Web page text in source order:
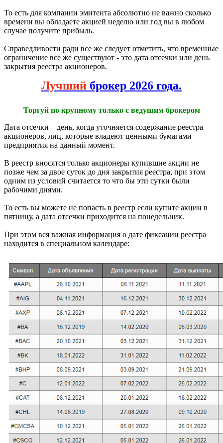
То есть для компании эмитента абсолютно не важно сколько
времени вы обладаете акцией неделю или год вы в любом
случае получите прибыль.
Справедливости ради все же следует отметить, что временные
ограничение все же существуют - это дата отсечки или день
закрытия реестра акционеров.
Лучший брокер 2026 года.
Торгуй по крупному только с ведущим брокером
Дата отсечки – день, когда уточняется содержание реестра
акционеров, лиц, которые владеют ценными бумагами
предприятия на данный момент.
В реестр вносятся только акционеры купившие акции не
позже чем за двое суток до дня закрытия реестра, при этом
одним из условий считается то что бы эти сутки были
рабочими днями.
То есть вы можете не попасть в реестр если купите акции в
пятницу, а дата отсечки приходится на понедельник.
При этом вся важная информация о дате фиксации реестра
находится в специальном календаре: